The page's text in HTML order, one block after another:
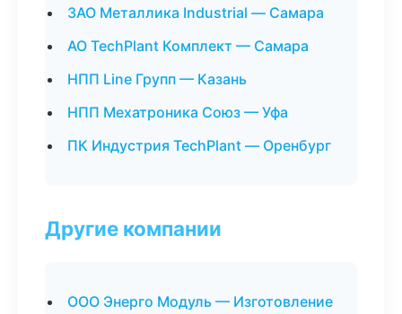
ЗАО Металлика Industrial — Самара
АО TechPlant Комплект — Самара
НПП Line Групп — Казань
НПП Мехатроника Союз — Уфа
ПК Индустрия TechPlant — Оренбург
Другие компании
ООО Энерго Модуль — Изготовление